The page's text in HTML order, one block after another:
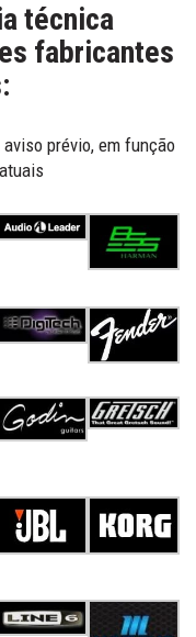
técnica
fabricantes
prévio, em função